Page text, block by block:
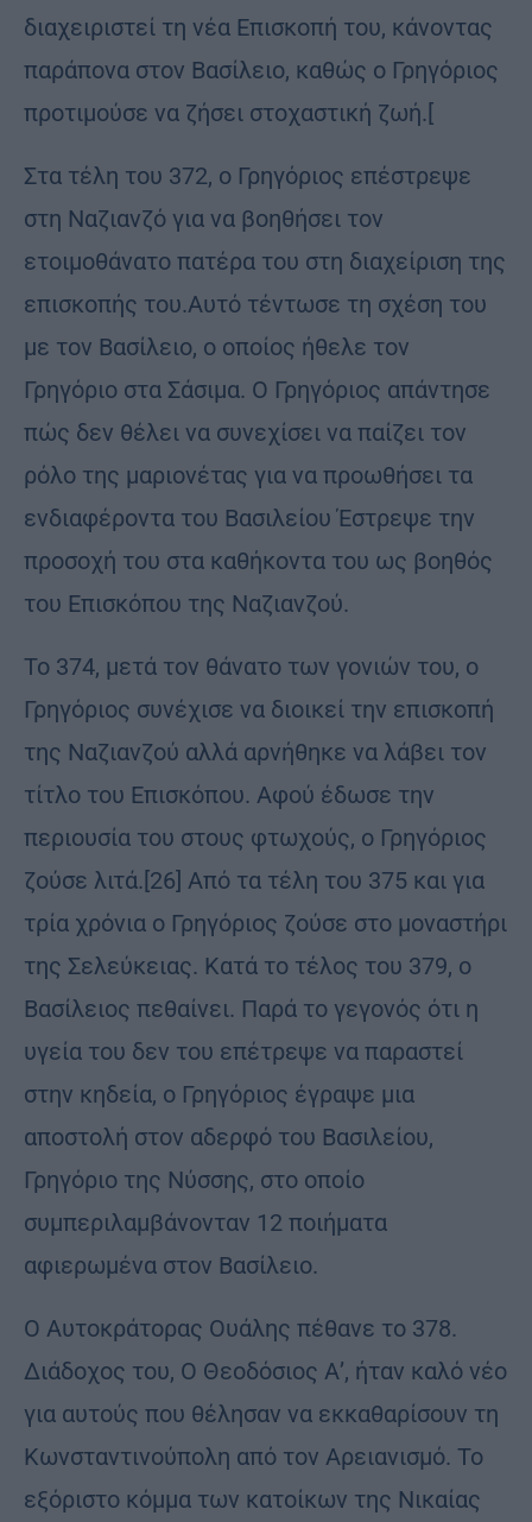
διαχειριστεί τη νέα Επισκοπή του, κάνοντας
παράπονα στον Βασίλειο, καθώς ο Γρηγόριος
προτιμούσε να ζήσει στοχαστική ζωή.[
Στα τέλη του 372, ο Γρηγόριος επέστρεψε
στη Ναζιανζό για να βοηθήσει τον
ετοιμοθάνατο πατέρα του στη διαχείριση της
επισκοπής του.Αυτό τέντωσε τη σχέση του
με τον Βασίλειο, ο οποίος ήθελε τον
Γρηγόριο στα Σάσιμα. Ο Γρηγόριος απάντησε
πώς δεν θέλει να συνεχίσει να παίζει τον
ρόλο της μαριονέτας για να προωθήσει τα
ενδιαφέροντα του Βασιλείου Έστρεψε την
προσοχή του στα καθήκοντα του ως βοηθός
του Επισκόπου της Ναζιανζού.
Το 374, μετά τον θάνατο των γονιών του, ο
Γρηγόριος συνέχισε να διοικεί την επισκοπή
της Ναζιανζού αλλά αρνήθηκε να λάβει τον
τίτλο του Επισκόπου. Αφού έδωσε την
περιουσία του στους φτωχούς, ο Γρηγόριος
ζούσε λιτά.[26] Από τα τέλη του 375 και για
τρία χρόνια ο Γρηγόριος ζούσε στο μοναστήρι
της Σελεύκειας. Κατά το τέλος του 379, ο
Βασίλειος πεθαίνει. Παρά το γεγονός ότι η
υγεία του δεν του επέτρεψε να παραστεί
στην κηδεία, ο Γρηγόριος έγραψε μια
αποστολή στον αδερφό του Βασιλείου,
Γρηγόριο της Νύσσης, στο οποίο
συμπεριλαμβάνονταν 12 ποιήματα
αφιερωμένα στον Βασίλειο.
Ο Αυτοκράτορας Ουάλης πέθανε το 378.
Διάδοχος του, Ο Θεοδόσιος Α’, ήταν καλό νέο
για αυτούς που θέλησαν να εκκαθαρίσουν τη
Κωνσταντινούπολη από τον Αρειανισμό. Το
εξόριστο κόμμα των κατοίκων της Νικαίας